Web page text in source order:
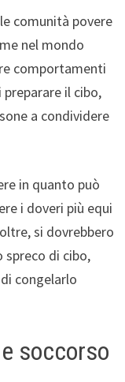
comunità povere
nel mondo
comportamenti
il cibo,
a condividere
in quanto può
i doveri più equi
si dovrebbero
spreco di cibo,
congelarlo
soccorso